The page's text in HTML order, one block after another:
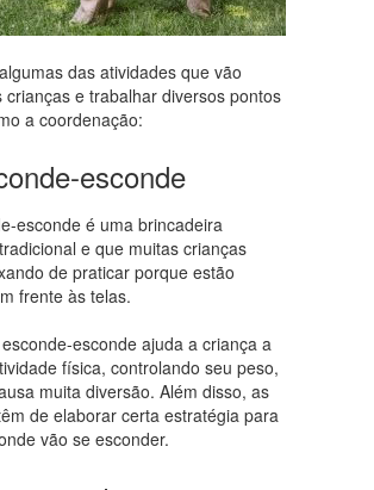
das atividades que vão
crianças e trabalhar diversos pontos
a coordenação:
esconde
esconde é uma brincadeira
e que muitas crianças
de praticar porque estão
frente às telas.
esconde ajuda a criança a
física, controlando seu peso,
muita diversão. Além disso, as
de elaborar certa estratégia para
vão se esconder.